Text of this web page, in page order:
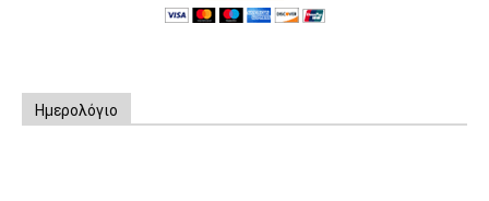
Ημερολόγιο